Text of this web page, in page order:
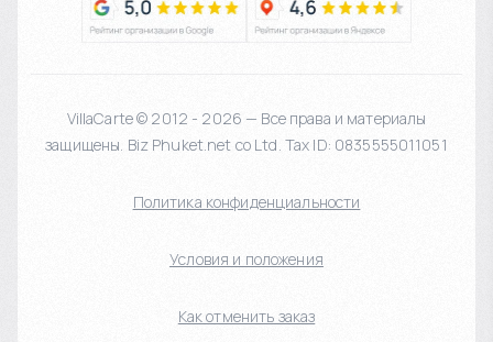
VillaCarte © 2012 - 2026 — Все права и материалы
защищены. Biz Phuket.net co Ltd. Tax ID: 0835555011051
Политика конфиденциальности
Условия и положения
Как отменить заказ